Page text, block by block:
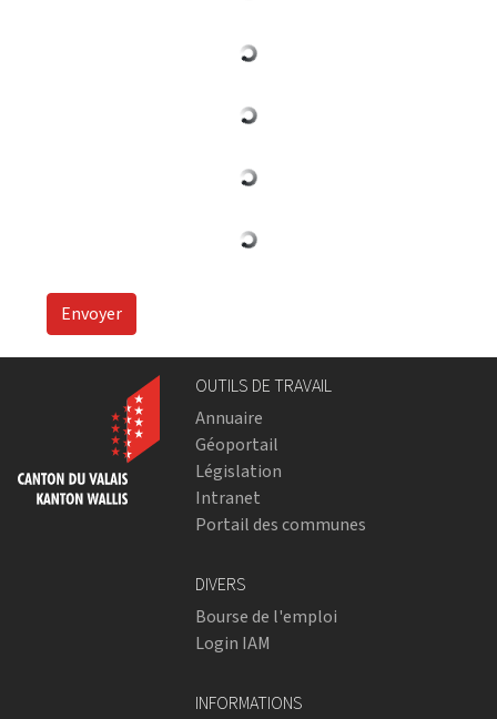
Envoyer
OUTILS DE TRAVAIL
Annuaire
Géoportail
Législation
Intranet
Portail des communes
DIVERS
Bourse de l'emploi
Login IAM
INFORMATIONS